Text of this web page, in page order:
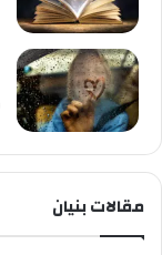
مقالات بنيان